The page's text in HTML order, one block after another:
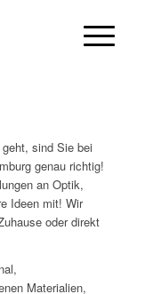
sind Sie bei
genau richtig!
an Optik,
Ideen mit! Wir
oder direkt
Materialien,